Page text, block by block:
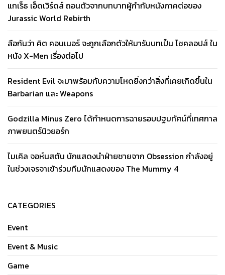
แกเร็ธ เอ็ดเวิร์ดส์ ถอนตัวจากบทบาทผู้กำกับหนังภาคต่อของ
Jurassic World Rebirth
ลือกันว่า คิต คอนเนอร์ จะถูกเลือกตัวให้มารับบทเป็น ไซคลอปส์ ใน
หนัง X-Men เรื่องต่อไป
Resident Evil จะมาพร้อมกับความโหดยิ่งกว่าสิ่งที่เคยเกิดขึ้นใน
Barbarian และ Weapons
Godzilla Minus Zero ได้กำหนดการฉายรอบปฐมทัศน์ที่เทศกาล
ภาพยนตร์นิวยอร์ก
ไมเคิล จอห์นสตัน นักแสดงนำฝ่ายชายจาก Obsession กำลังอยู่
ในช่วงเจรจาเข้าร่วมทีมนักแสดงของ The Mummy 4
CATEGORIES
Event
Event & Music
Game